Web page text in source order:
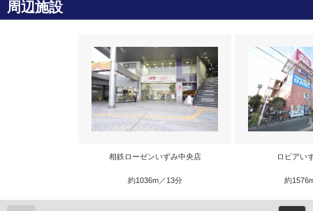
周辺施設
相鉄ローゼンいずみ中央店
約1036m／13分
ロピアい
約